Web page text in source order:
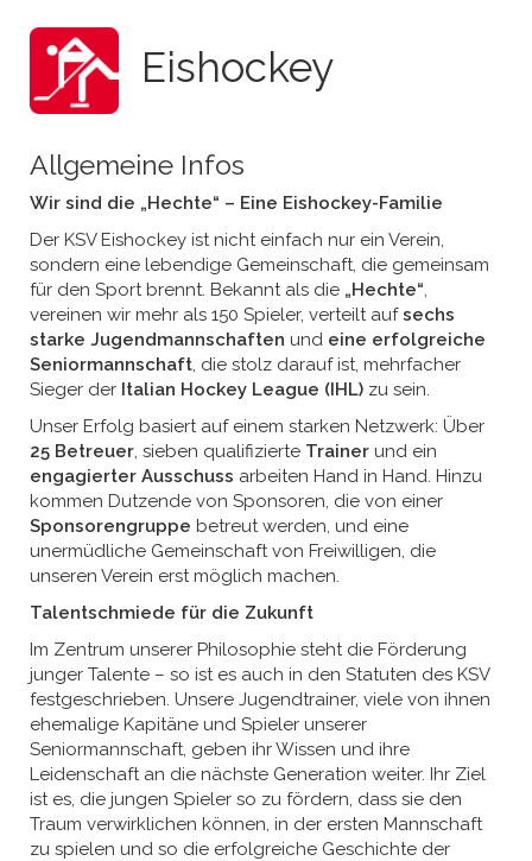
Eishockey
Allgemeine Infos
Wir sind die „Hechte“ – Eine Eishockey-Familie
Der KSV Eishockey ist nicht einfach nur ein Verein,
sondern eine lebendige Gemeinschaft, die gemeinsam
für den Sport brennt. Bekannt als die „Hechte“,
vereinen wir mehr als 150 Spieler, verteilt aufsechs
starke Jugendmannschaften und eine erfolgreiche
Seniormannschaft, die stolz darauf ist, mehrfacher
Sieger der Italian Hockey League (IHL) zu sein.
Unser Erfolg basiert auf einem starken Netzwerk: Über
25 Betreuer, sieben qualifizierte Trainer und ein
engagierter Ausschuss arbeiten Hand in Hand. Hinzu
kommen Dutzende von Sponsoren, die von einer
Sponsorengruppe betreut werden, und eine
unermüdliche Gemeinschaft von Freiwilligen, die
unseren Verein erst möglich machen.
Talentschmiede für die Zukunft
Im Zentrum unserer Philosophie steht die Förderung
junger Talente – so ist es auch in den Statuten des KSV
festgeschrieben. Unsere Jugendtrainer, viele von ihnen
ehemalige Kapitäne und Spieler unserer
Seniormannschaft, geben ihr Wissen und ihre
Leidenschaft an die nächste Generation weiter. Ihr Ziel
ist es, die jungen Spieler so zu fördern, dass sie den
Traum verwirklichen können, in der ersten Mannschaft
zu spielen und so die erfolgreiche Geschichte der